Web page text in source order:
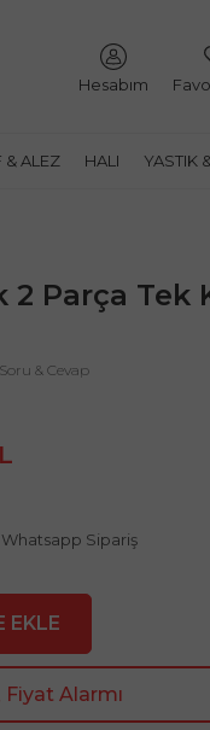
Hesabım
& ALEZ HALI YASTIK
2 Parça Tek
& Cevap
Whatsapp Sipariş
EKLE
Fiyat Alarmı